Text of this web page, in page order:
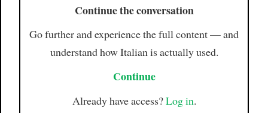
Continue the conversation
Go further and experience the full content — and
understand how Italian is actually used.
Continue
Already have access?Log in.